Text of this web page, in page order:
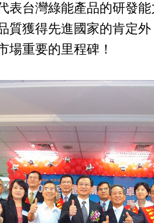
表台灣綠能產品的研發
質獲得先進國家的肯定
場重要的里程碑！